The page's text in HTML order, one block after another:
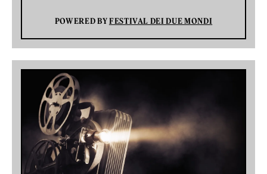
POWERED BYFESTIVAL DEI DUE MONDI